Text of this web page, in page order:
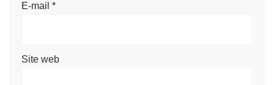
E-mail *
Site web